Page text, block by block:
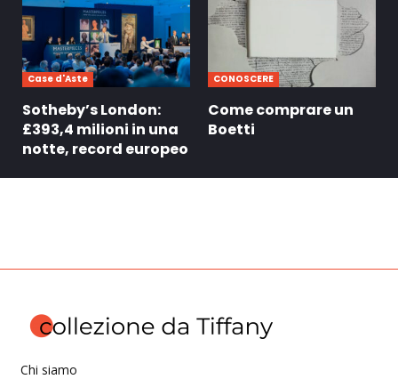
Case d'Aste
Sotheby’s London:
£393,4 milioni in una
notte, record europeo
CONOSCERE
Come comprare un
Boetti
Chi siamo